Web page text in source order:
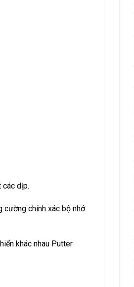
các dịp.
cường chính xác bộ nhớ
khác nhau Putter